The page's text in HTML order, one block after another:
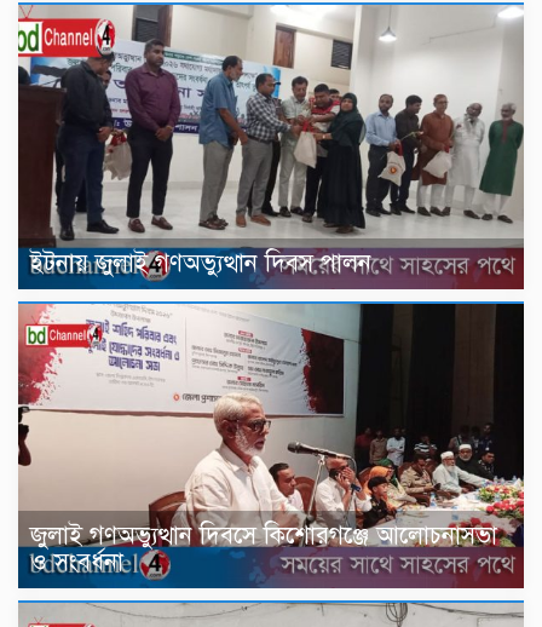
ইটনায় জুলাই গণঅভ্যুত্থান দিবস পালন
জুলাই গণঅভ্যুত্থান দিবসে কিশোরগঞ্জে আলোচনাসভা
ও সংবর্ধনা